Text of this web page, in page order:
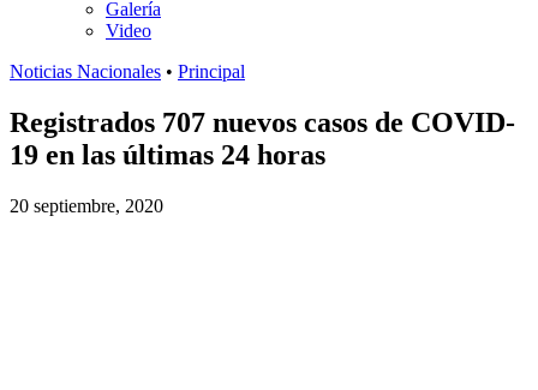
Galería
Video
Noticias Nacionales • Principal
Registrados 707 nuevos casos de COVID-
19 en las últimas 24 horas
20 septiembre, 2020